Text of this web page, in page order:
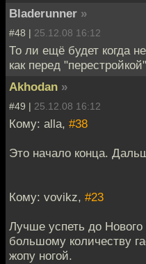
Bladerunner »
#48 | 25.12.08 16:12
То ли ещё будет когда
как перед
Akhodan »
#49 | 25.12.08 16:12
Кому: alla, #38
Это начало конца.
Кому: vovikz, #23
Лучше успеть до
большому количеству
жопу ногой.